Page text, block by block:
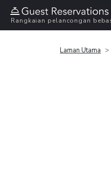
Rangkaian pelancongan
Laman Utama